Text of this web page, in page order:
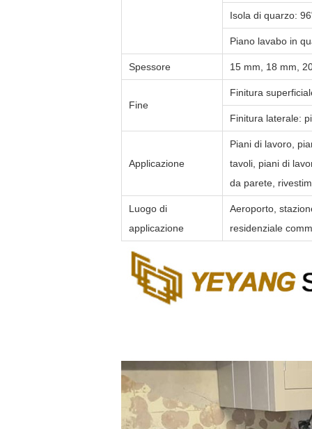
Isola di quarzo:
Piano lavabo in
Spessore 15 mm, 18 mm,
Fine
Finitura
Finitura laterale:
Applicazione
Piani di lavoro,
tavoli, piani di
da parete,
Luogo di
applicazione
Aeroporto,
residenziale